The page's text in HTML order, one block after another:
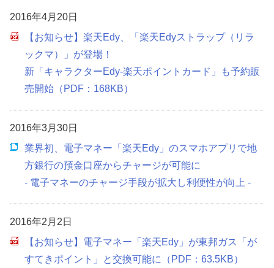
2016年4月20日
【お知らせ】楽天Edy、「楽天Edyストラップ（リラ
ックマ）」が登場！
新「キャラクターEdy-楽天ポイントカード」も予約販
売開始（PDF：168KB）
2016年3月30日
業界初、電子マネー「楽天Edy」のスマホアプリで地
方銀行の預金口座からチャージが可能に
- 電子マネーのチャージ手段が拡大し利便性が向上 -
2016年2月2日
【お知らせ】電子マネー「楽天Edy」が東邦ガス「が
すてきポイント」と交換可能に（PDF：63.5KB）